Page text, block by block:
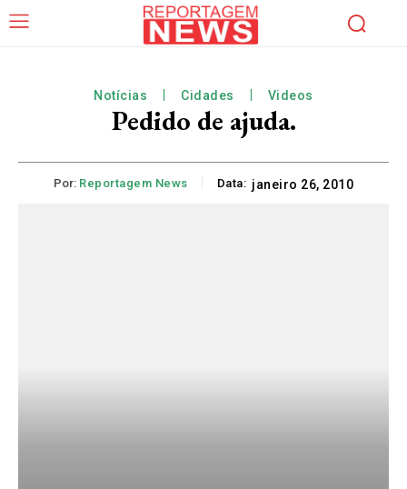
Notícias Cidades Videos
Pedido de ajuda.
Por: Reportagem News Data: janeiro 26, 2010